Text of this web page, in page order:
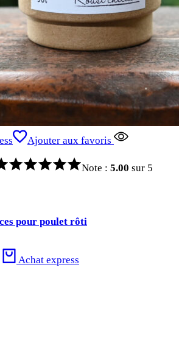
Ajouter aux favoris
Note : 5.00 sur 5
pour poulet rôti
Achat express